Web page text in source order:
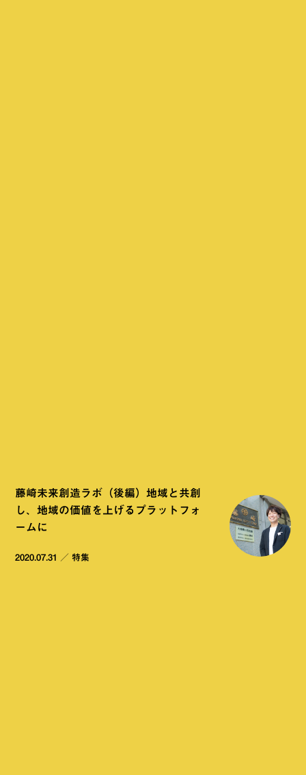
藤崎未来創造ラボ（後編）地域と共創
し、地域の価値を上げるプラットフォ
ームに
2020.07.31 ／特集